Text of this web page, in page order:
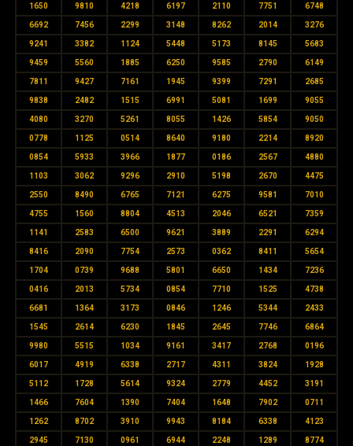
1650 9810 4218 6197 2110 7751 6748
6692 7456 2299 3148 8262 2014 3276
9241 3382 1124 5448 5173 8145 5683
9459 5560 1885 6250 9585 2790 6149
7811 9427 7161 1945 9399 7291 2685
9838 2482 1515 6991 5081 1699 9055
4080 3270 5261 8055 1426 5854 9050
0778 1125 0514 8640 9180 2214 8920
0854 5933 3966 1877 0186 2567 4880
1103 3062 9296 2910 5198 2670 4475
2550 8490 6765 7121 6275 9581 7010
4755 1560 8804 4513 2046 6521 7359
1141 2583 6500 9621 3889 2291 6294
8416 2090 7754 2573 0362 8411 5654
1704 0739 9688 5801 6650 1434 7236
0416 2013 5734 0854 7710 1525 4738
6681 1364 3173 0846 1246 5344 2433
1545 2614 6230 1845 2645 7746 6864
9980 5515 1034 9161 3417 2768 0196
6017 4919 6338 2717 4311 3824 1928
5112 1728 5614 9324 2779 4452 3191
1466 7604 1390 7404 1648 7902 0711
1262 8702 3910 9943 8184 6338 4123
2945 7130 0961 6944 2248 1289 8774